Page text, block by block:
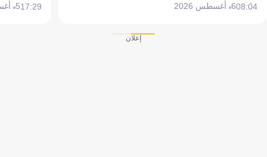
08:046 أغسطس 2026 17:295 أغسطس 2026
إعلان